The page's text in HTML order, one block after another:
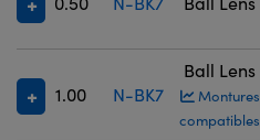
1.00 N-BK7
Ball Lens
Montures
compatibles